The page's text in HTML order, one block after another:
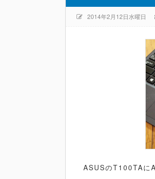
2014年2月12日水曜日
ASUSのT100TAに